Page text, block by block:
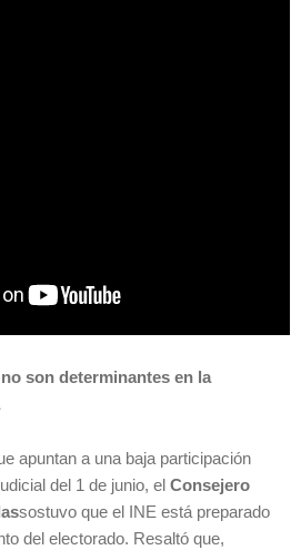
son determinantes en la
apuntan a una baja participación
del 1 de junio, el Consejero
sostuvo que el INE está preparado
del electorado. Resaltó que,